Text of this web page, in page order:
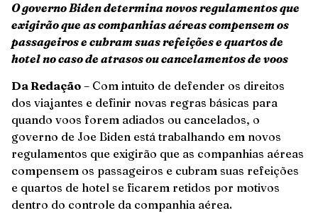
O governo Biden determina novos regulamentos que
exigirão que as companhias aéreas compensem os
passageiros e cubram suas refeições e quartos de
hotel no caso de atrasos ou cancelamentos de voos
Da Redação – Com intuito de defender os direitos
dos viajantes e definir novas regras básicas para
quando voos forem adiados ou cancelados, o
governo de Joe Biden está trabalhando em novos
regulamentos que exigirão que as companhias aéreas
compensem os passageiros e cubram suas refeições
e quartos de hotel se ficarem retidos por motivos
dentro do controle da companhia aérea.